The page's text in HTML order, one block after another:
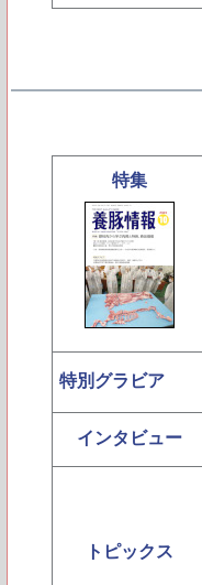
特集
特別グラビア
インタビュー
トピックス